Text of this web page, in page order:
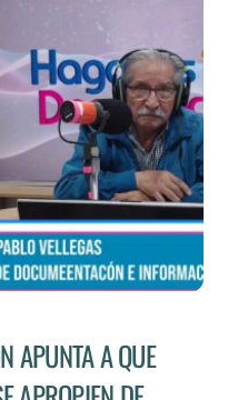
APUNTA A QUE